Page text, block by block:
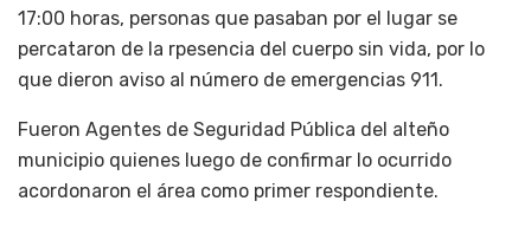
17:00 horas, personas que pasaban por el lugar se
percataron de la rpesencia del cuerpo sin vida, por lo
que dieron aviso al número de emergencias 911.
Fueron Agentes de Seguridad Pública del alteño
municipio quienes luego de confirmar lo ocurrido
acordonaron el área como primer respondiente.